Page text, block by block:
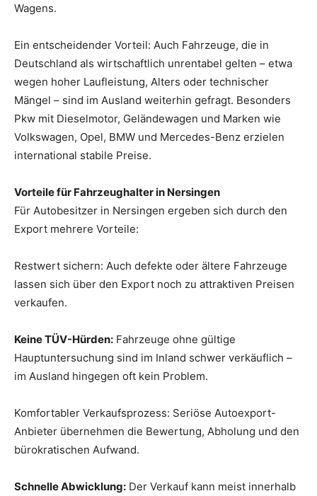
Wagens.
Ein entscheidender Vorteil: Auch Fahrzeuge, die in
Deutschland als wirtschaftlich unrentabel gelten – etwa
wegen hoher Laufleistung, Alters oder technischer
Mängel – sind im Ausland weiterhin gefragt. Besonders
Pkw mit Dieselmotor, Geländewagen und Marken wie
Volkswagen, Opel, BMW und Mercedes-Benz erzielen
international stabile Preise.
Vorteile für Fahrzeughalter in Nersingen
Für Autobesitzer in Nersingen ergeben sich durch den
Export mehrere Vorteile:
Restwert sichern: Auch defekte oder ältere Fahrzeuge
lassen sich über den Export noch zu attraktiven Preisen
verkaufen.
Keine TÜV-Hürden: Fahrzeuge ohne gültige
Hauptuntersuchung sind im Inland schwer verkäuflich –
im Ausland hingegen oft kein Problem.
Komfortabler Verkaufsprozess: Seriöse Autoexport-
Anbieter übernehmen die Bewertung, Abholung und den
bürokratischen Aufwand.
Schnelle Abwicklung: Der Verkauf kann meist innerhalb